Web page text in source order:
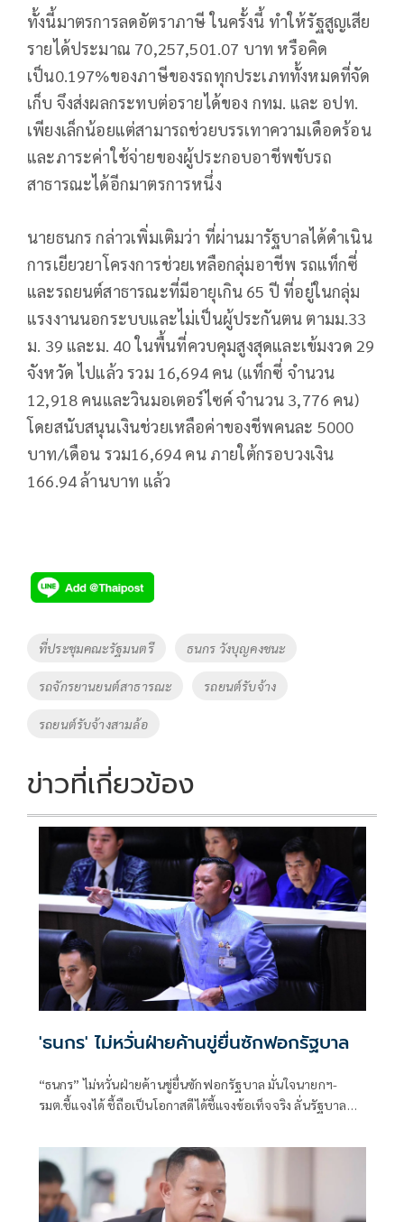
ทั้งนี้มาตรการลดอัตราภาษี ในครั้งนี้ ทำให้รัฐสูญเสีย
รายได้ประมาณ 70,257,501.07 บาท หรือคิด
เป็น0.197%ของภาษีของรถทุกประเภททั้งหมดที่จัด
เก็บ จึงส่งผลกระทบต่อรายได้ของ กทม. และ อปท.
เพียงเล็กน้อยแต่สามารถช่วยบรรเทาความเดือดร้อน
และภาระค่าใช้จ่ายของผู้ประกอบอาชีพขับรถ
สาธารณะได้อีกมาตรการหนึ่ง
นายธนกร กล่าวเพิ่มเติมว่า ที่ผ่านมารัฐบาลได้ดำเนิน
การเยียวยาโครงการช่วยเหลือกลุ่มอาชีพ รถแท็กซี่
และรถยนต์สาธารณะที่มีอายุเกิน 65 ปี ที่อยู่ในกลุ่ม
แรงงานนอกระบบและไม่เป็นผู้ประกันตน ตามม.33
ม. 39 และม. 40 ในพื้นที่ควบคุมสูงสุดและเข้มงวด 29
จังหวัด ไปแล้ว รวม 16,694 คน (แท็กซี่ จำนวน
12,918 คนและวินมอเตอร์ไซค์ จำนวน 3,776 คน)
โดยสนับสนุนเงินช่วยเหลือค่าของชีพคนละ 5000
บาท/เดือน รวม16,694 คน ภายใต้กรอบวงเงิน
166.94 ล้านบาท แล้ว
Tags
ที่ประชุมคณะรัฐมนตรี ธนกร วังบุญคงชนะ
รถจักรยานยนต์สาธารณะ รถยนต์รับจ้าง
รถยนต์รับจ้างสามล้อ
ข่าวที่เกี่ยวข้อง
'ธนกร' ไม่หวั่นฝ่ายค้านขู่ยื่นซักฟอกรัฐบาล
“ธนกร” ไม่หวั่นฝ่ายค้านขู่ยื่นซักฟอกรัฐบาล มั่นใจนายกฯ-
รมต.ชี้แจงได้ ชี้ถือเป็นโอกาสดีได้ชี้แจงข้อเท็จจริง ลั่นรัฐบาล
มีแต่น้ำ ไม่มีเนื้อ